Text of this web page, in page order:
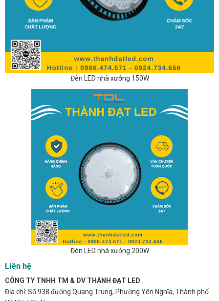
Đèn LED nhà xưởng 150W
Đèn LED nhà xưởng 200W
Liên hệ
CÔNG TY TNHH TM & DV THÀNH ĐẠT LED
Địa chỉ: Số 938 đường Quang Trung, Phường Yên Nghĩa, Thành phố